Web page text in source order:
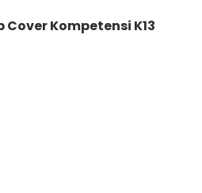
Kompetensi K13